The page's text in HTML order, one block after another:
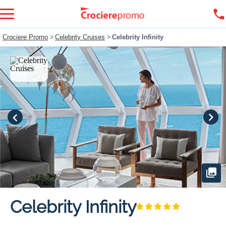
Crociere Promo > Celebrity Cruises > Celebrity Infinity
Celebrity Infinity